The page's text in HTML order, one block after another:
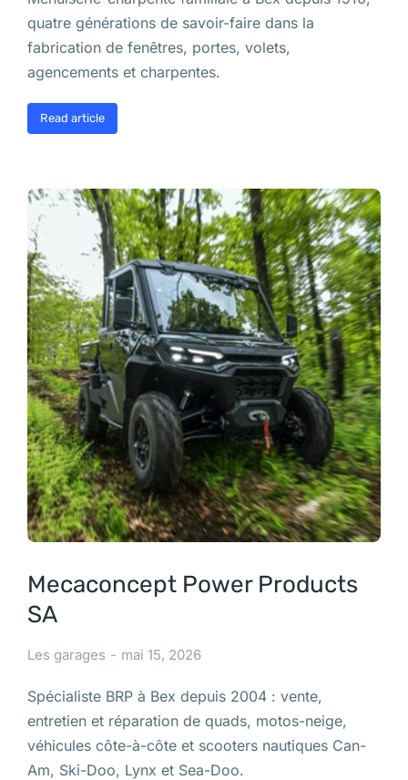
quatre générations de savoir-faire dans la
fabrication de fenêtres, portes, volets,
agencements et charpentes.
Read article
Mecaconcept Power Products
SA
Les garages mai 15, 2026
Spécialiste BRP à Bex depuis 2004 : vente,
entretien et réparation de quads, motos-neige,
véhicules côte-à-côte et scooters nautiques Can-
Am, Ski-Doo, Lynx et Sea-Doo.